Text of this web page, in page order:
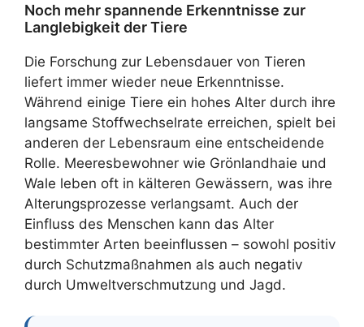
Noch mehr spannende Erkenntnisse zur
Langlebigkeit der Tiere
Die Forschung zur Lebensdauer von Tieren
liefert immer wieder neue Erkenntnisse.
Während einige Tiere ein hohes Alter durch ihre
langsame Stoffwechselrate erreichen, spielt bei
anderen der Lebensraum eine entscheidende
Rolle. Meeresbewohner wie Grönlandhaie und
Wale leben oft in kälteren Gewässern, was ihre
Alterungsprozesse verlangsamt. Auch der
Einfluss des Menschen kann das Alter
bestimmter Arten beeinflussen – sowohl positiv
durch Schutzmaßnahmen als auch negativ
durch Umweltverschmutzung und Jagd.